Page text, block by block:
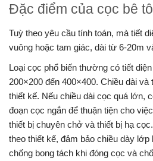
Đặc điểm của cọc bê
Tuỳ theo yêu cầu tính toán, mà tiết
vuông hoặc tam giác, dài từ 6-20m
Loại cọc phổ biến thường có tiết
200×200 đến 400×400. Chiều dài
thiết kế. Nếu chiều dài cọc quá lớn,
đoạn cọc ngắn để thuận tiện cho
thiết bị chuyên chở và thiết bị hạ
theo thiết kế, đảm bảo chiều dày
chống bong tách khi đóng cọc và